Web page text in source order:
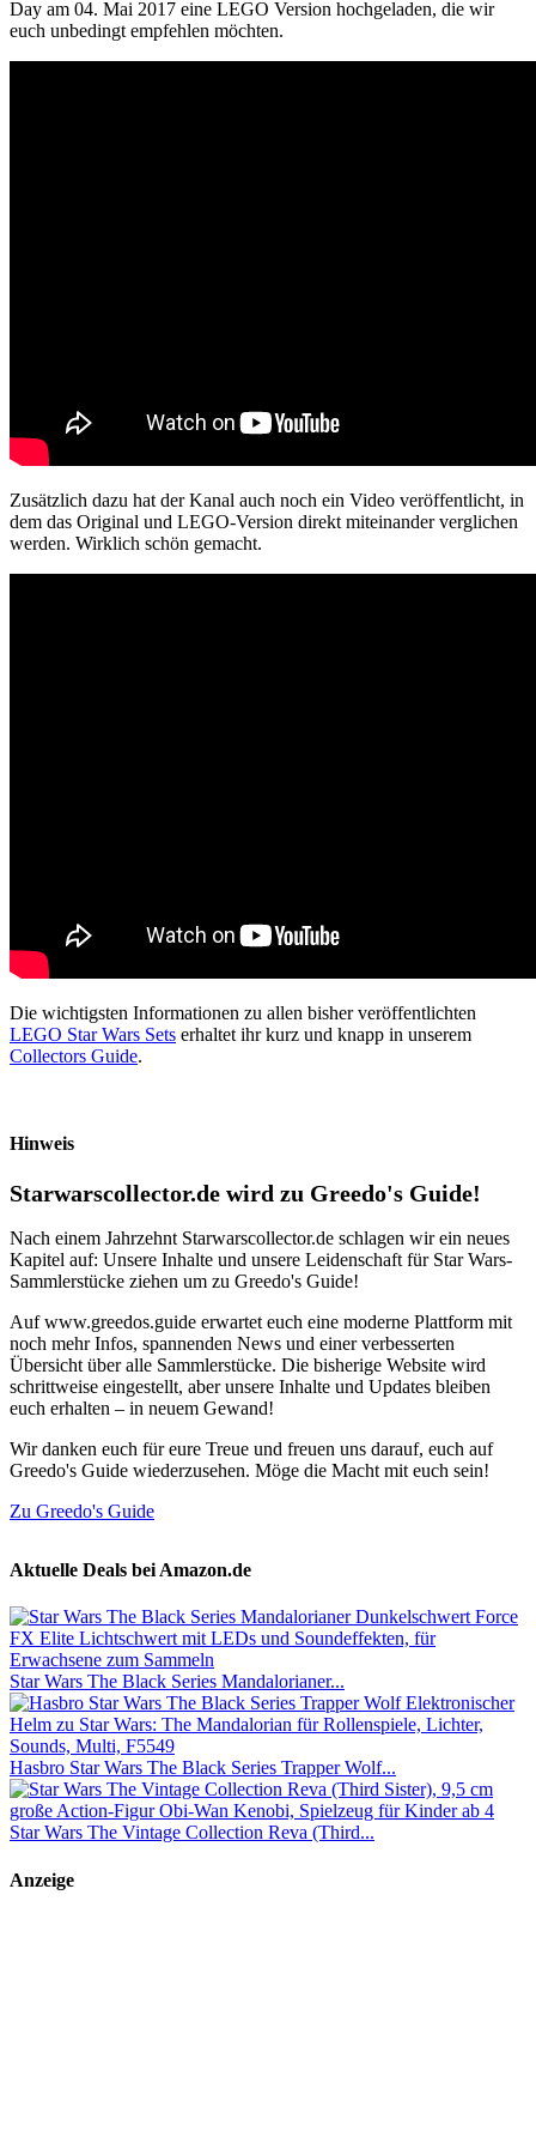
Day am 04. Mai 2017 eine LEGO Version hochgeladen, die wir
euch unbedingt empfehlen möchten.
Zusätzlich dazu hat der Kanal auch noch ein Video veröffentlicht, in
dem das Original und LEGO-Version direkt miteinander verglichen
werden. Wirklich schön gemacht.
Die wichtigsten Informationen zu allen bisher veröffentlichten
LEGO Star Wars Sets erhaltet ihr kurz und knapp in unserem
Collectors Guide.
Hinweis
Starwarscollector.de wird zu Greedo's Guide!
Nach einem Jahrzehnt Starwarscollector.de schlagen wir ein neues
Kapitel auf: Unsere Inhalte und unsere Leidenschaft für Star Wars-
Sammlerstücke ziehen um zu Greedo's Guide!
Auf www.greedos.guide erwartet euch eine moderne Plattform mit
noch mehr Infos, spannenden News und einer verbesserten
Übersicht über alle Sammlerstücke. Die bisherige Website wird
schrittweise eingestellt, aber unsere Inhalte und Updates bleiben
euch erhalten – in neuem Gewand!
Wir danken euch für eure Treue und freuen uns darauf, euch auf
Greedo's Guide wiederzusehen. Möge die Macht mit euch sein!
Zu Greedo's Guide
Aktuelle Deals bei Amazon.de
Star Wars The Black Series Mandalorianer...
Hasbro Star Wars The Black Series Trapper Wolf...
Star Wars The Vintage Collection Reva (Third...
Anzeige